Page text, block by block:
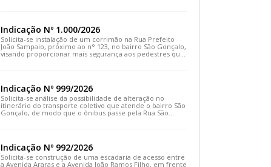
Indicação Nº 1.000/2026
Solicita-se instalação de um corrimão na Rua Prefeito
João Sampaio, próximo ao n° 123, no bairro São Gonçalo,
visando proporcionar mais segurança aos pedestres que
transitam pelo local
Indicação Nº 999/2026
Solicita-se análise da possibilidade de alteração no
itinerário do transporte coletivo que atende o bairro São
Gonçalo, de modo que o ônibus passe pela Rua São
Gonçalo, desça pela Travessa São Gonçalo e siga pela
Indicação Nº 992/2026
Solicita-se construção de uma escadaria de acesso entre
a Avenida Araras e a Avenida João Ramos Filho, em frente